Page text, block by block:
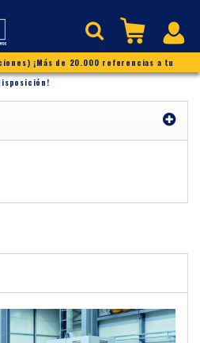
¡Más de 20.000 referencias a tu